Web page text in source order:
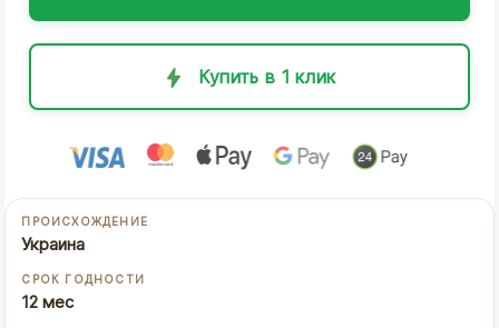
Купить в 1 клик
ПРОИСХОЖДЕНИЕ
Украина
СРОК ГОДНОСТИ
12 мес